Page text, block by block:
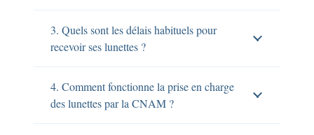
3. Quels sont les délais habituels pour
recevoir ses lunettes ?
4. Comment fonctionne la prise en charge
des lunettes par la CNAM ?